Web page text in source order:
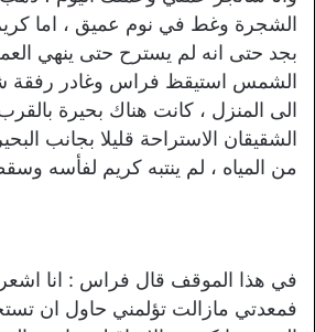
الشجرة وغط في نوم عميق ، اما
بجد حتى انه لم يسترح حتى ينهي
الشمس استيقظ فراس وغادر رفقة
الى المنزل ، كانت هناك بحيرة
الشقيقان الاستراحة قليلا بجانب
من المياه ، لم ينتبه كريم لفأسه
في هذا الموقف قال فراس : انا اشعر
فمعدتي مازالت تؤلمني حاول ان